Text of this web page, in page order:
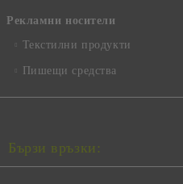
Рекламни носители
Текстилни продукти
Пишещи средства
Бързи връзки: